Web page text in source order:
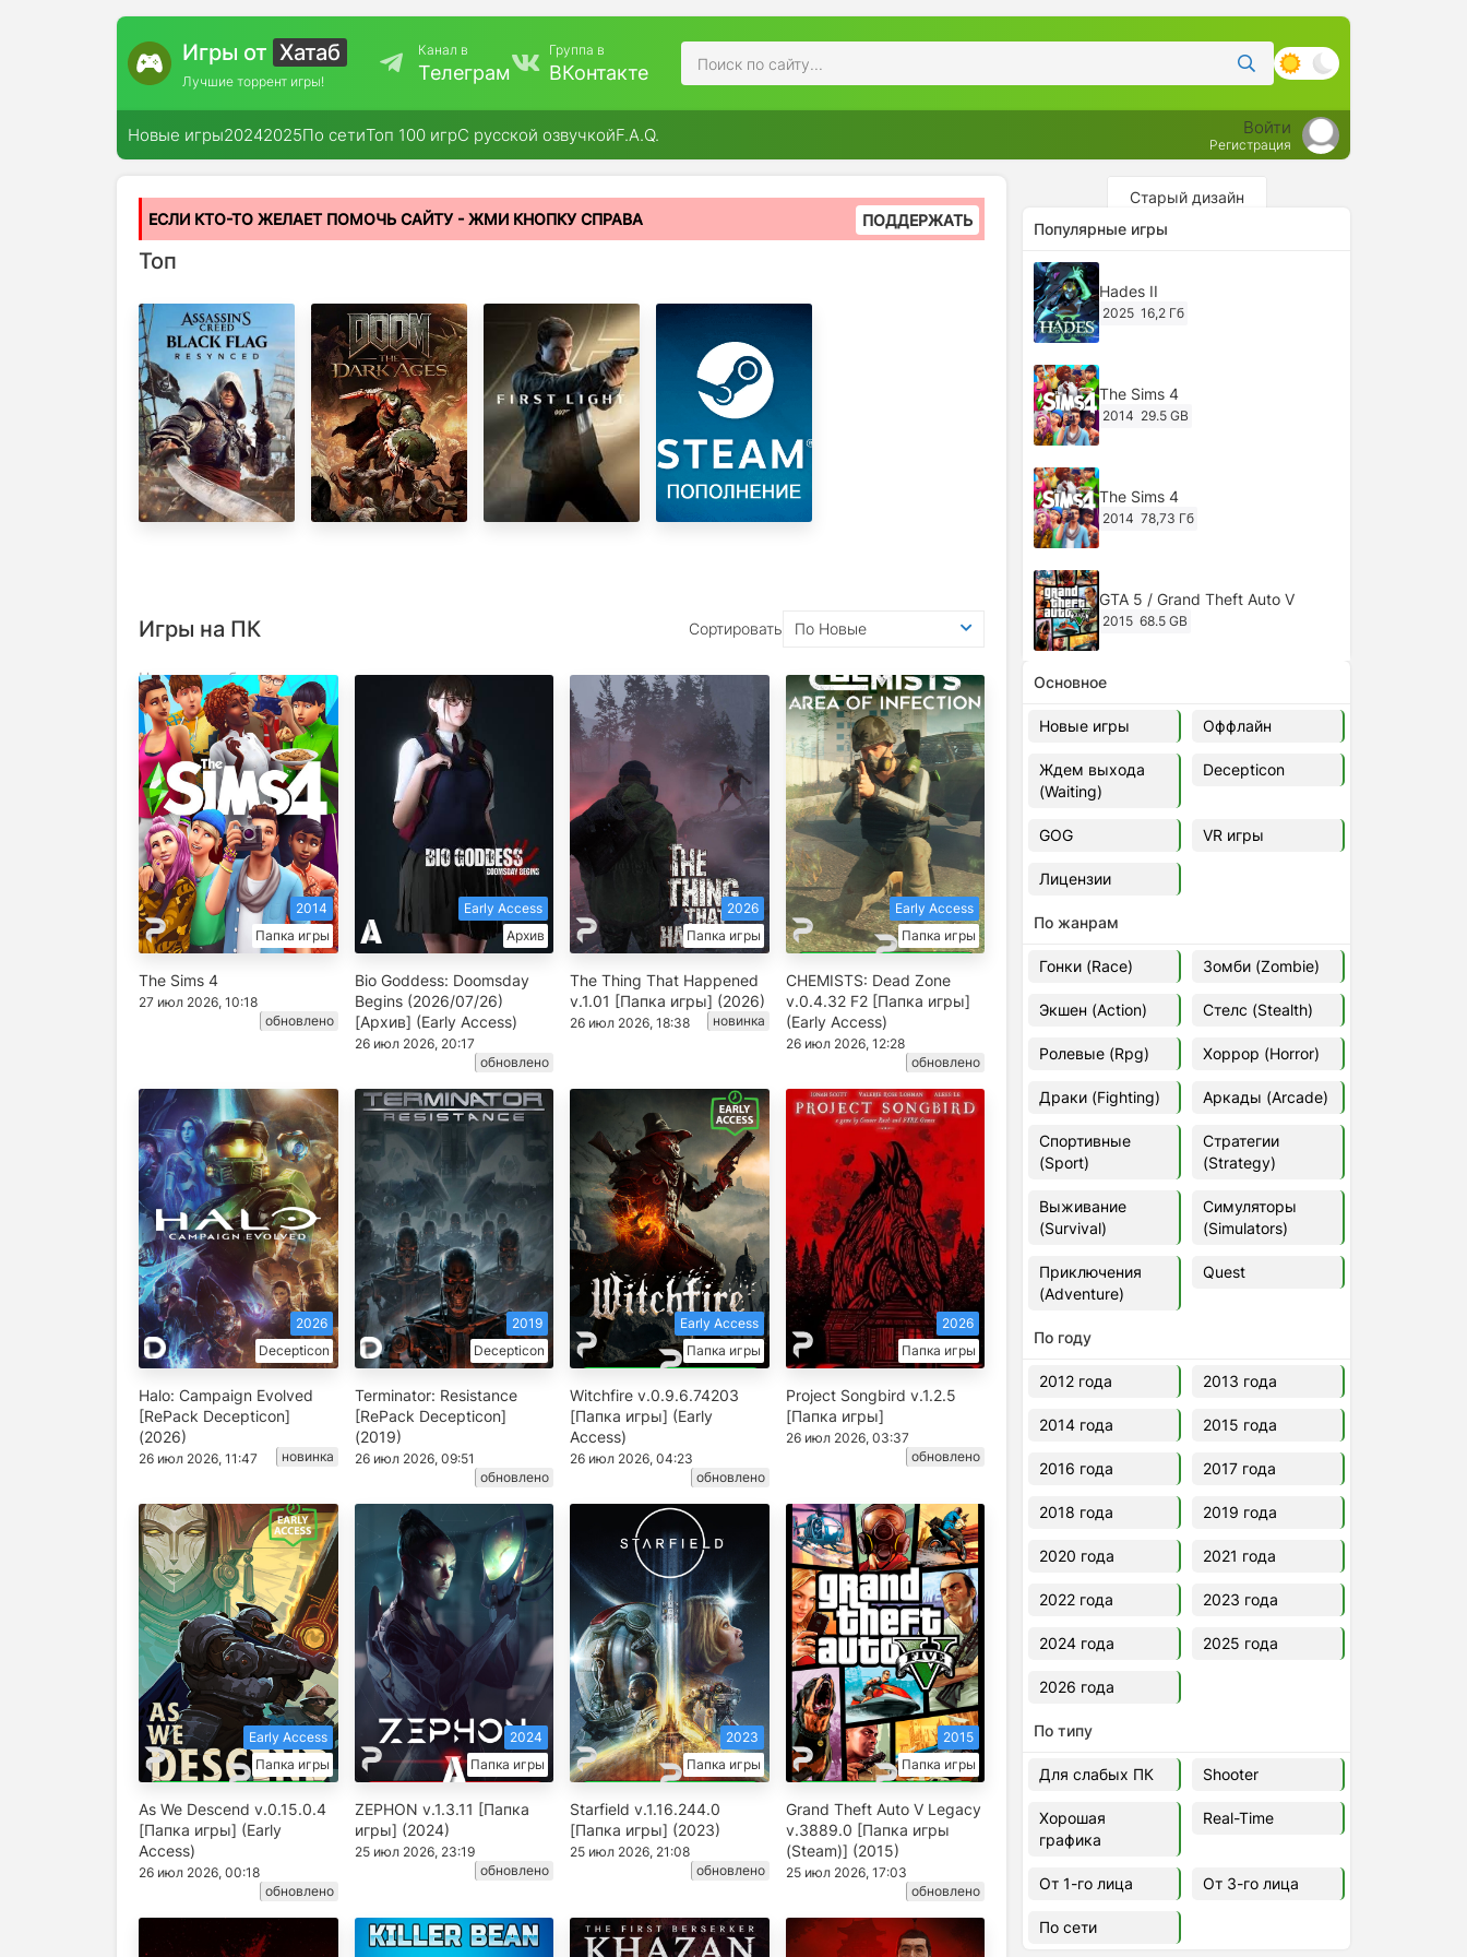
Игры от Хатаб
Лучшие торрент игры!
Канал в
Телеграм
Группа в
ВКонтакте
Новые игры20242025По сетиТоп 100 игрС русской озвучкойF.A.Q. Войти
Регистрация
ЕСЛИ КТО-ТО ЖЕЛАЕТ ПОМОЧЬ САЙТУ - ЖМИ КНОПКУ СПРАВА ПОДДЕРЖАТЬ
Топ
Популярные игры
Assаssin's Creed
Black Flag
Resynced
DOOM: The Dark
Ages Premium
Edition + DLC
007 First Light
ПОПОЛНЕНИЕ
БАЛАНСА STEAM
Игры на ПК
Новинки и обновления
Сортировать По Новые
Папка игры
2014
The Sims 4
27 июл 2026, 10:18
обновлено
Архив
Early Access
Bio Goddess: Doomsday
Begins (2026/07/26)
[Архив] (Early Access)
26 июл 2026, 20:17
обновлено
Папка игры
2026
The Thing That Happened
v.1.01 [Папка игры] (2026)
26 июл 2026, 18:38 новинка
Папка игры
Early Access
CHEMISTS: Dead Zone
v.0.4.32 F2 [Папка игры]
(Early Access)
26 июл 2026, 12:28
обновлено
Decepticon
2026
Halo: Campaign Evolved
[RePack Decepticon]
(2026)
26 июл 2026, 11:47 новинка
Decepticon
2019
Terminator: Resistance
[RePack Decepticon]
(2019)
26 июл 2026, 09:51
обновлено
Папка игры
Early Access
Witchfire v.0.9.6.74203
[Папка игры] (Early
Access)
26 июл 2026, 04:23
обновлено
Папка игры
2026
Project Songbird v.1.2.5
[Папка игры]
26 июл 2026, 03:37
обновлено
Папка игры
Early Access
As We Descend v.0.15.0.4
[Папка игры] (Early
Access)
26 июл 2026, 00:18
обновлено
Папка игры
2024
ZEPHON v.1.3.11 [Папка
игры] (2024)
25 июл 2026, 23:19
обновлено
Папка игры
2023
Starfield v.1.16.244.0
[Папка игры] (2023)
25 июл 2026, 21:08
обновлено
Папка игры
2015
Grand Theft Auto V Legacy
v.3889.0 [Папка игры
(Steam)] (2015)
25 июл 2026, 17:03
обновлено
Старый дизайн
Популярные игры
Hades II
2025 16,2 Гб
The Sims 4
2014 29.5 GB
The Sims 4
2014 78,73 Гб
GTA 5 / Grand Theft Auto V
2015 68.5 GB
Ghost of Tsushima: Director's Cut
v.1053.8.1023.1614 [RePack
Decepticon] (2024)
2024
Cyberpunk 2077
49.4 GB
Ghost of Tsushima: Director's Cut
v.1053.9.0623.1807 [Папка
Euro Truck Simulator 2 v.1.60.1.7s
[Папка игры] (2012)
37,77 Гб
Forza Horizon 5 v.688.044
[Папка игры] (2021)
2021
V Rising
2024
Основное
Новые игры Оффлайн
Ждем выхода
(Waiting)
Decepticon
GOG VR игры
Лицензии
По жанрам
Гонки (Race) Зомби (Zombie)
Экшен (Action) Стелс (Stealth)
Ролевые (Rpg) Хоррор (Horror)
Драки (Fighting) Аркады (Arcade)
Спортивные
(Sport)
Стратегии
(Strategy)
Выживание
(Survival)
Симуляторы
(Simulators)
Приключения
(Adventure)
Quest
По году
2012 года 2013 года
2014 года 2015 года
2016 года 2017 года
2018 года 2019 года
2020 года 2021 года
2022 года 2023 года
2024 года 2025 года
2026 года
По типу
Для слабых ПК Shooter
Хорошая
графика
Real-Time
От 1-го лица От 3-го лица
По сети